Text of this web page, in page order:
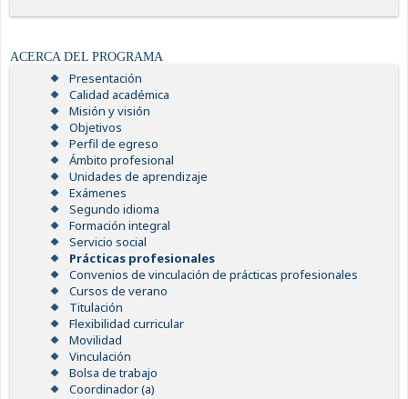
ACERCA DEL PROGRAMA
Presentación
Calidad académica
Misión y visión
Objetivos
Perfil de egreso
Ámbito profesional
Unidades de aprendizaje
Exámenes
Segundo idioma
Formación integral
Servicio social
Prácticas profesionales
Convenios de vinculación de prácticas profesionales
Cursos de verano
Titulación
Flexibilidad curricular
Movilidad
Vinculación
Bolsa de trabajo
Coordinador (a)